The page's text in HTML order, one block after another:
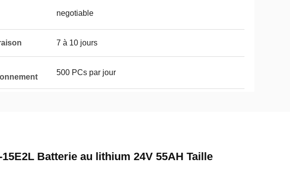
negotiable
7 à 10 jours
500 PCs par jour
Batterie au lithium 24V 55AH Taille